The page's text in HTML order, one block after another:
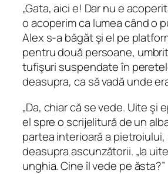
„Gata, aici e! Dar nu e
o acoperim ca lumea când o
Alex s‑a băgăt şi el pe
pentru două persoane,
tufişuri suspendate în
deasupra, ca să vadă unde
„Da, chiar că se vede. Uite şi
el spre o scrijelitură de un
partea interioară a pietroiului,
deasupra ascunzătorii. „Ia
unghia. Cine îl vede pe ăsta?”